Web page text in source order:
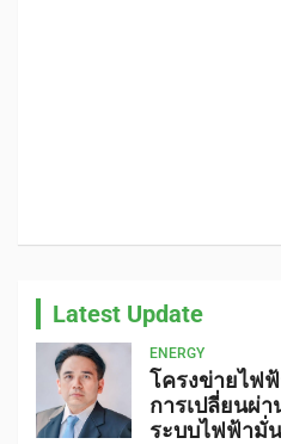
Latest Update
ENERGY
โครงข่ายไฟ
การเปลี่ยนผ่
ระบบไฟฟ้ามั่